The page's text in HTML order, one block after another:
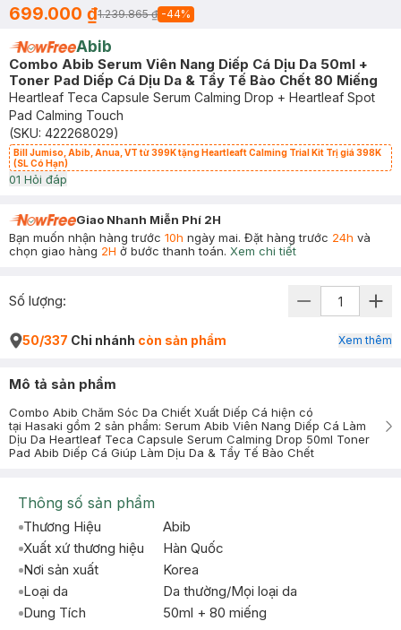
699.000 ₫1.239.865 ₫ -44%
Abib
Combo Abib Serum Viên Nang Diếp Cá Dịu Da 50ml +
Toner Pad Diếp Cá Dịu Da & Tẩy Tế Bào Chết 80 Miếng
Heartleaf Teca Capsule Serum Calming Drop + Heartleaf Spot
Pad Calming Touch
(SKU: 422268029)
Bill Jumiso, Abib, Anua, VT từ 399K tặng Heartleaft Calming Trial Kit Trị giá 398K
(SL Có Hạn)
01 Hỏi đáp
Giao Nhanh Miễn Phí 2H
Bạn muốn nhận hàng trước 10h ngày mai. Đặt hàng trước 24h và
chọn giao hàng 2H ở bước thanh toán. Xem chi tiết
Số lượng:
50/337 Chi nhánh còn sản phẩm Xem thêm
Mô tả sản phẩm
Combo Abib Chăm Sóc Da Chiết Xuất Diếp Cá hiện có
tại Hasaki gồm 2 sản phẩm: Serum Abib Viên Nang Diếp Cá Làm
Dịu Da Heartleaf Teca Capsule Serum Calming Drop 50ml Toner
Pad Abib Diếp Cá Giúp Làm Dịu Da & Tẩy Tế Bào Chết
Thông số sản phẩm
Thương Hiệu
Abib
Xuất xứ thương hiệu
Hàn Quốc
Nơi sản xuất
Korea
Loại da
Da thường/Mọi loại da
Dung Tích
50ml + 80 miếng